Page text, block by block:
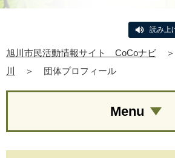
読み上
旭川市民活動情報サイト CoCoナビ ＞
川
＞ 団体プロフィール
Menu